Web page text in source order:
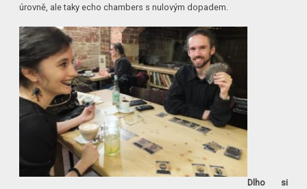
úrovně, ale taky echo chambers s nulovým dopadem.
Dlho si